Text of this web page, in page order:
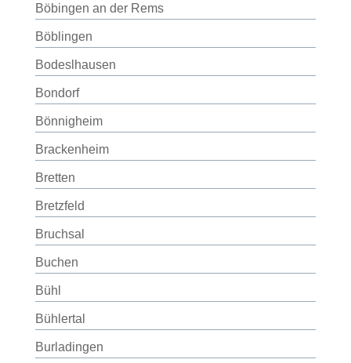
Böbingen an der Rems
Böblingen
Bodeslhausen
Bondorf
Bönnigheim
Brackenheim
Bretten
Bretzfeld
Bruchsal
Buchen
Bühl
Bühlertal
Burladingen